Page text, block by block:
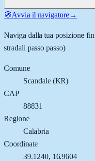
🧭Avvia il navigatore→
Naviga dalla tua posizione
stradali passo passo)
Comune
Scandale(KR)
CAP
88831
Regione
Calabria
Coordinate
39.1240, 16.9604